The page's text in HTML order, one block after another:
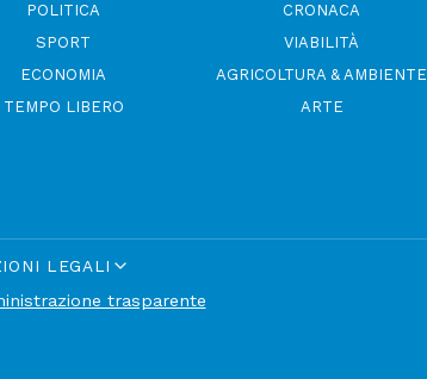
POLITICA
SPORT
ECONOMIA
TEMPO LIBERO
CRONACA
VIABILITÀ
AGRICOLTURA & AMBIENTE
ARTE
LEGALI
trasparente